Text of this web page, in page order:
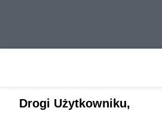
Drogi Użytkowniku,